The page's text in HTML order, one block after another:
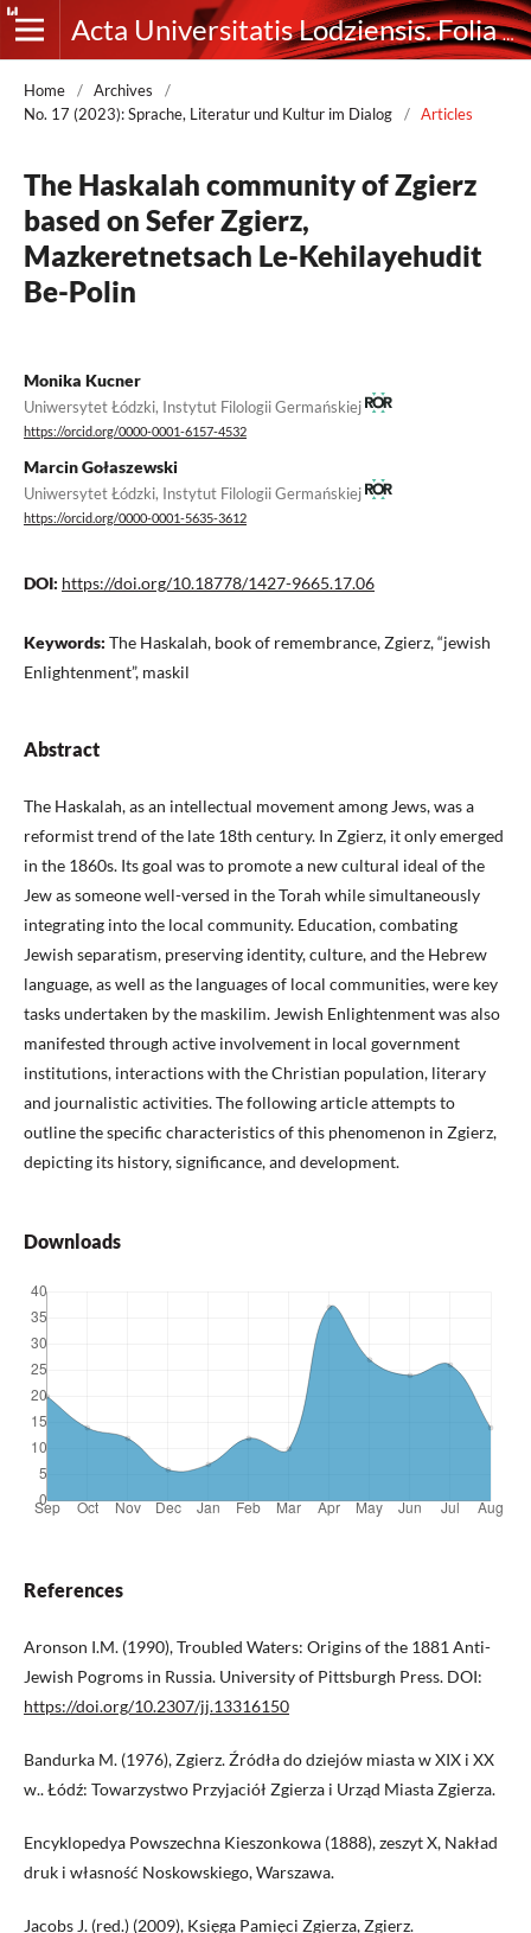
Acta Universitatis Lodziensis. Folia Germanica
Home / Archives
/
No. 17 (2023): Sprache, Literatur und Kultur im Dialog
/ Articles
The Haskalah community of Zgierz
based on Sefer Zgierz,
Mazkeretnetsach Le-Kehilayehudit
Be-Polin
Monika Kucner
Uniwersytet Łódzki, Instytut Filologii Germańskiej
https://orcid.org/0000-0001-6157-4532
Marcin Gołaszewski
Uniwersytet Łódzki, Instytut Filologii Germańskiej
https://orcid.org/0000-0001-5635-3612
DOI: https://doi.org/10.18778/1427-9665.17.06
Keywords: The Haskalah, book of remembrance, Zgierz, “jewish
Enlightenment”, maskil
Abstract
The Haskalah, as an intellectual movement among Jews, was a
reformist trend of the late 18th century. In Zgierz, it only emerged
in the 1860s. Its goal was to promote a new cultural ideal of the
Jew as someone well-versed in the Torah while simultaneously
integrating into the local community. Education, combating
Jewish separatism, preserving identity, culture, and the Hebrew
language, as well as the languages of local communities, were key
tasks undertaken by the maskilim. Jewish Enlightenment was also
manifested through active involvement in local government
institutions, interactions with the Christian population, literary
and journalistic activities. The following article attempts to
outline the specific characteristics of this phenomenon in Zgierz,
depicting its history, significance, and development.
Downloads
References
Aronson I.M. (1990), Troubled Waters: Origins of the 1881 Anti-
Jewish Pogroms in Russia. University of Pittsburgh Press. DOI:
https://doi.org/10.2307/jj.13316150
Bandurka M. (1976), Zgierz. Źródła do dziejów miasta w XIX i XX
w.. Łódź: Towarzystwo Przyjaciół Zgierza i Urząd Miasta Zgierza.
Encyklopedya Powszechna Kieszonkowa (1888), zeszyt X, Nakład
druk i własność Noskowskiego, Warszawa.
Jacobs J. (red.) (2009), Księga Pamięci Zgierza, Zgierz.